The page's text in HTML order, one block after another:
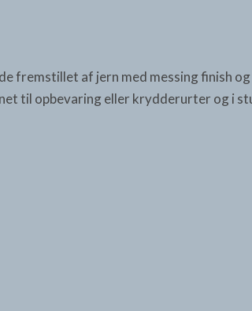
fremstillet af jern med messing finish
til opbevaring eller krydderurter og i